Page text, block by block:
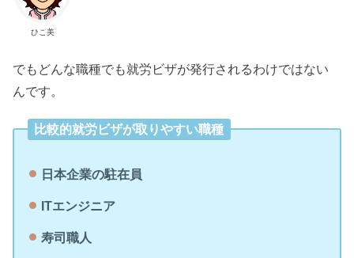
ひこ美
でもどんな職種でも就労ビザが発行されるわけではない
んです。
比較的就労ビザが取りやすい職種
日本企業の駐在員
ITエンジニア
寿司職人